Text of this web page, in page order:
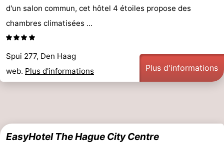
d'un salon commun, cet hôtel 4 étoiles propose des
chambres climatisées ...
Spui 277, Den Haag
web. Plus d'informations Plus d'informations
EasyHotel The Hague City Centre